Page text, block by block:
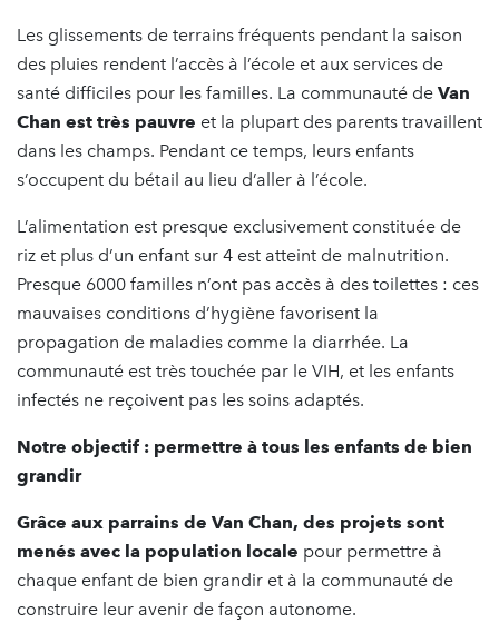
Les glissements de terrains fréquents pendant la saison
des pluies rendent l’accès à l’école et aux services de
santé difficiles pour les familles. La communauté de Van
Chan est très pauvre et la plupart des parents travaillent
dans les champs. Pendant ce temps, leurs enfants
s’occupent du bétail au lieu d’aller à l’école.
L’alimentation est presque exclusivement constituée de
riz et plus d’un enfant sur 4 est atteint de malnutrition.
Presque 6000 familles n’ont pas accès à des toilettes : ces
mauvaises conditions d’hygiène favorisent la
propagation de maladies comme la diarrhée. La
communauté est très touchée par le VIH, et les enfants
infectés ne reçoivent pas les soins adaptés.
Notre objectif : permettre à tous les enfants de bien
grandir
Grâce aux parrains de Van Chan, des projets sont
menés avec la population locale pour permettre à
chaque enfant de bien grandir et à la communauté de
construire leur avenir de façon autonome.